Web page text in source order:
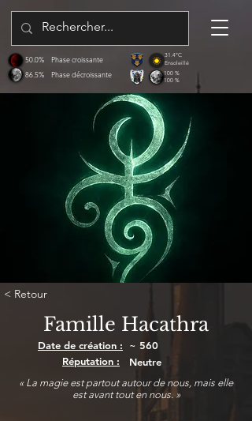
86.5%
50.0%
Phase décroissante
Phase croissante
31.4°C
Ensoleillé
100 %
100 %
< Retour
Famille Hacathra
Date de création :
Réputation :
~ 560
Neutre
« La magie est partout autour de nous, mais elle
est avant tout en nous. »